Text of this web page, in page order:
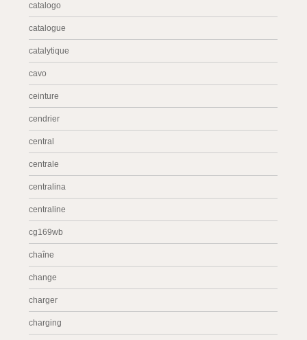
catalogo
catalogue
catalytique
cavo
ceinture
cendrier
central
centrale
centralina
centraline
cg169wb
chaîne
change
charger
charging